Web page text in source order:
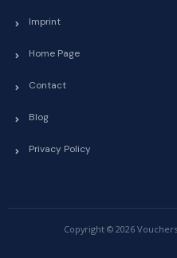
Imprint
Home Page
Contact
Blog
Privacy Policy
Copyright © 2026